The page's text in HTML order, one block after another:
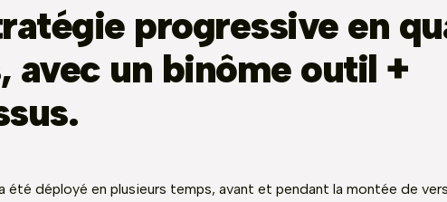
progressive en
avec un binôme outil +
été déployé en plusieurs temps, avant et pendant la montée de